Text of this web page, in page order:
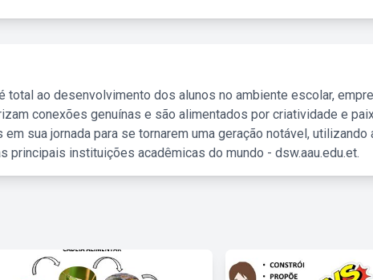
total ao desenvolvimento dos alunos no ambiente escolar,
conexões genuínas e são alimentados por criatividade e
sua jornada para se tornarem uma geração notável, utilizando
principais instituições acadêmicas do mundo - dsw.aau.edu.et.